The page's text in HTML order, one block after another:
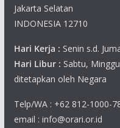
Jakarta Selatan
INDONESIA 12710
Hari Kerja : Senin s.d.
Hari Libur : Sabtu,
ditetapkan oleh Negara
Telp/WA : +62 812-1000-
email : info@orari.or.id